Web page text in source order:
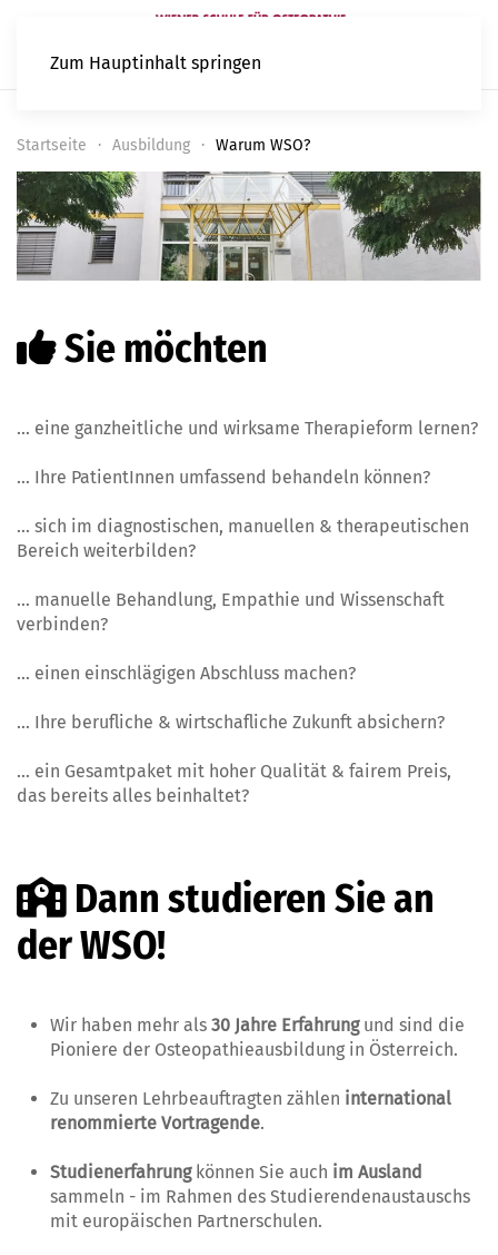
Zum Hauptinhalt springen
Startseite Ausbildung Warum WSO?
Sie möchten
… eine ganzheitliche und wirksame Therapieform lernen?
… Ihre PatientInnen umfassend behandeln können?
… sich im diagnostischen, manuellen & therapeutischen
Bereich weiterbilden?
… manuelle Behandlung, Empathie und Wissenschaft
verbinden?
… einen einschlägigen Abschluss machen?
… Ihre berufliche & wirtschafliche Zukunft absichern?
… ein Gesamtpaket mit hoher Qualität & fairem Preis,
das bereits alles beinhaltet?
Dann studieren Sie an
der WSO!
Wir haben mehr als 30 Jahre Erfahrungund sind die
Pioniere der Osteopathieausbildung in Österreich.
Zu unseren Lehrbeauftragten zählen international
renommierte Vortragende.
Studienerfahrung können Sie auch im Ausland
sammeln - im Rahmen des Studierendenaustauschs
mit europäischen Partnerschulen.